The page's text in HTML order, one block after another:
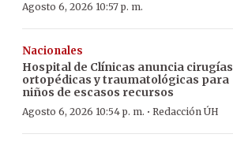
Agosto 6, 2026 10:57 p. m.
Nacionales
Hospital de Clínicas anuncia cirugías
ortopédicas y traumatológicas para
niños de escasos recursos
Agosto 6, 2026 10:54 p. m. · Redacción ÚH